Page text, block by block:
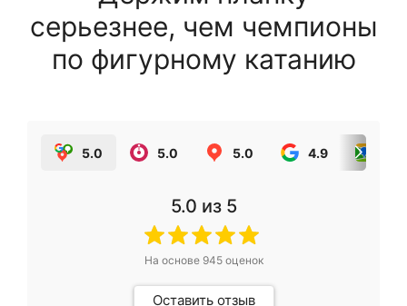
серьезнее, чем чемпионы
по фигурному катанию
5.0 5.0 5.0 4.9
5.0 из 5
На основе 945оценок
Оставить отзыв